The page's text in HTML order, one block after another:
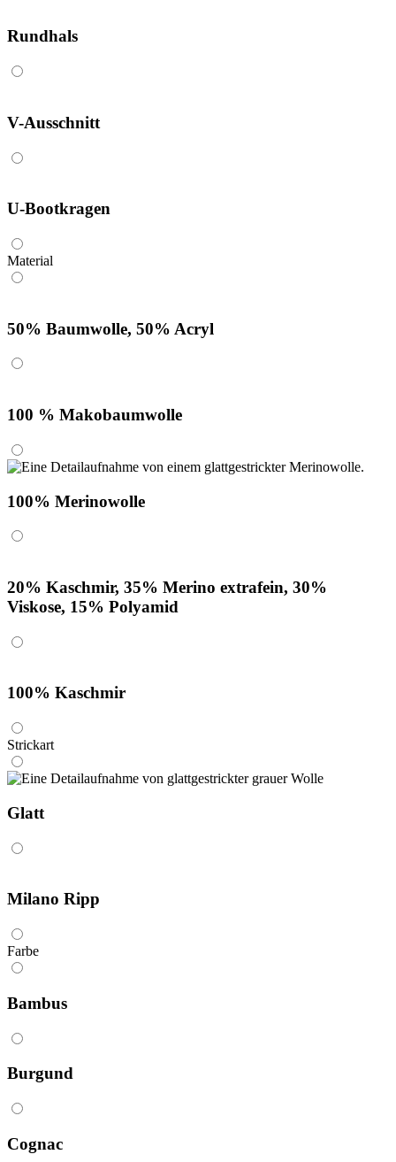
Rundhals
V-Ausschnitt
U-Bootkragen
Material
50% Baumwolle, 50% Acryl
100 % Makobaumwolle
100% Merinowolle
20% Kaschmir, 35% Merino extrafein, 30%
Viskose, 15% Polyamid
100% Kaschmir
Strickart
Glatt
Milano Ripp
Farbe
Bambus
Burgund
Cognac